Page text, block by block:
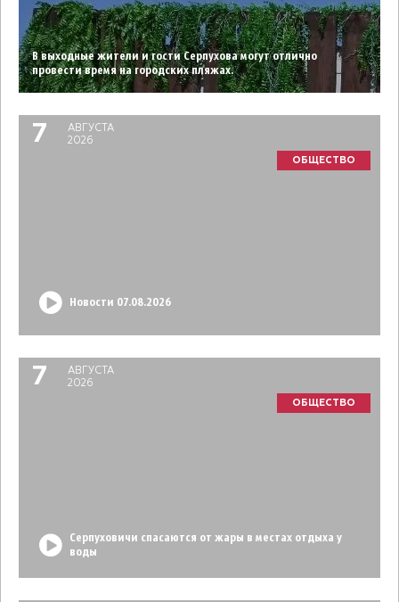
В выходные жители и гости Серпухова могут отлично
провести время на городских пляжах.
7
АВГУСТА
2026
ОБЩЕСТВО
Новости 07.08.2026
7
АВГУСТА
2026
ОБЩЕСТВО
Серпуховичи спасаются от жары в местах отдыха у
воды